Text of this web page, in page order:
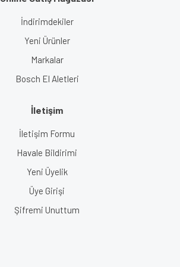
İndirimdekiler
Yeni Ürünler
Markalar
Bosch El Aletleri
İletişim
İletişim Formu
Havale Bildirimi
Yeni Üyelik
Üye Girişi
Şifremi Unuttum